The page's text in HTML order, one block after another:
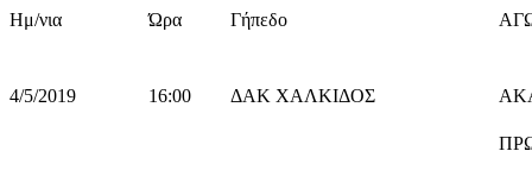
Ημ/νια Ώρα Γήπεδο
4/5/2019 16:00 ΔΑΚ ΧΑΛΚΙΔΟΣ